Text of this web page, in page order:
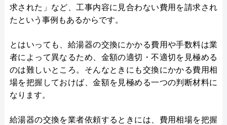
求された」など、工事内容に見合わない費用を請求され
たという事例もあるからです。
とはいっても、給湯器の交換にかかる費用や手数料は業
者によって異なるため、金額の適切・不適切を見極める
のは難しいところ。そんなときにも交換にかかる費用相
場を把握しておけば、金額を見極める一つの判断材料に
なります。
給湯器の交換を業者依頼するときには、費用相場を把握